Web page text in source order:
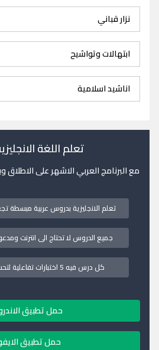
نزار قباني
ابتهالات وتواشيح
اناشيد اسلامية
تعلم اللغة
مع البرنامج العربي الاشهر على الاطلاق وبأكثر من 10
تعلم الانجليزية بدروس عربية مبسطة
جميع الدروس لا تحتاج الى انترنت
كل درس فيه 5 اختبارات تفاعلية لتحسين اللفظ والنطق
حمل تطبيق
حمل تطبيق